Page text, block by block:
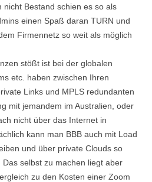
Bestand schien es so als
einen Spaß daran TURN und
Firmennetz so weit als möglich
stößt ist bei der globalen
etc. haben zwischen Ihren
Links und MPLS redundanten
mit jemandem im Australien, oder
nicht über das Internet in
kann man BBB auch mit Load
und über private Clouds so
selbst zu machen liegt aber
zu den Kosten einer Zoom